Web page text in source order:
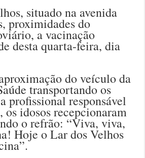
situado na avenida
proximidades do
a vacinação
desta quarta-feira, dia
do veículo da
transportando os
profissional responsável
os idosos recepcionaram
o refrão: “Viva, viva,
Hoje o Lar dos Velhos